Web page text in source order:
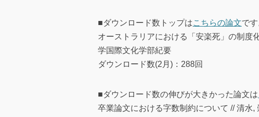
■ダウンロード数トップはこちらの論文です
オーストラリアにおける「安楽死」の制度
学国際文化学部紀要
ダウンロード数(2月)：288回
■ダウンロード数の伸びが大きかった論文は
卒業論文における字数制約について // 清水,